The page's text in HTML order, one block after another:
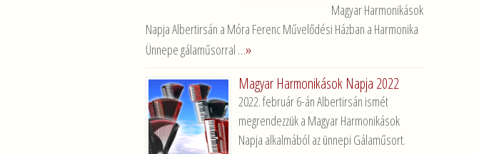
Magyar Harmonikások
Napja Albertirsán a Móra Ferenc Művelődési Házban a Harmonika
Ünnepe gálaműsorral …»
Magyar Harmonikások Napja 2022
2022. február 6-án Albertirsán ismét
megrendezzük a Magyar Harmonikások
Napja alkalmából az ünnepi Gálaműsort.